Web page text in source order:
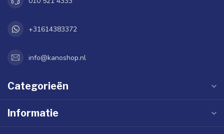
+31614383372
info@kanoshop.nl
Categorieën
Informatie